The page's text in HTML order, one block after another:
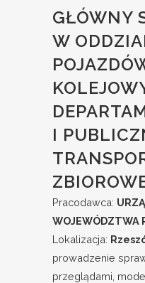
GŁÓWNY
W
I
Pracodawca:
WOJEWÓDZTWA
Lokalizacja:
prowadzenie
przeglądami,